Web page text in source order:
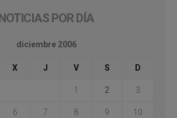
NOTICIAS POR DÍA
diciembre 2006
X J V S D
1 2 3
6 7 8 9 10